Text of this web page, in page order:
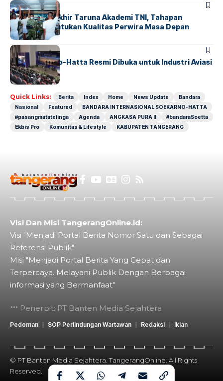
BERITA
Sidang Pantukhir Taruna Akademi TNI, Tahapan
Strategis Tentukan Kualitas Perwira Masa Depan
BANDARA BERITA
IALC Soekarno-Hatta Resmi Dibuka untuk Industri Aviasi
Dunia
Quick Links: Berita Index Home News Update
Bandara
Nasional
Featured
BANDARA INTERNASIONAL SOEKARNO-HATTA
#pasangmatatelinga
Agenda ANGKASA PURA II
#bandaraSoetta
Ekbis Pro
Komunitas & Lifestyle KABUPATEN TANGERANG
Visi Dan Misi TangerangOnline.id:
Visi "Menjadi Portal Berita Nomor Satu dan Sebagai
Referensi Publik"
Misi "Menjadi Portal Berita Yang Cepat dan
Terpercaya. Melayani Publik Dengan Berbagai
informasi yang Bermanfaat"
Penerbit: PT Banten Media Sejahtera
Pedoman SOP Perlindungan Wartawan Redaksi Iklan
© PT Banten Media Sejahtera. TangerangOnline. All Rights
Reserved.